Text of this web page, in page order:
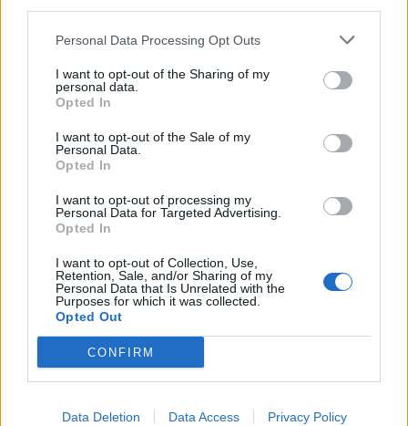
Personal Data Processing Opt Outs
I want to opt-out of the Sharing of my
personal data.
Opted In
I want to opt-out of the Sale of my
Personal Data.
Opted In
I want to opt-out of processing my
Personal Data for Targeted Advertising.
Opted In
I want to opt-out of Collection, Use,
Retention, Sale, and/or Sharing of my
Personal Data that Is Unrelated with the
Purposes for which it was collected.
Opted Out
CONFIRM
Data Deletion Data Access Privacy Policy
Κυψέλη: Η πρώτη δήλωση της οικογένειας της 38χρονης
18:59
Καστέλλι: Παρουσία του υπ. Υποδομών Χρίστου Δήμα οι
υπογραφές για τα ραντάρ του νέου αεροδρομίου
Μία ακόμη εθελοντική αιμοδοσία στο αίθριο της Λότζια
18:44
Χρηματοδότηση 1,5 εκατ. ευρώ για την Τεχνητή
Νοημοσύνη
18:44
Υψηλός κίνδυνος πυρκαγιάς την Παρασκευή στην Κρήτη
18:37
2026 - Υψηλοί ρυθμοί ανάπτυξης και νέα ρεκόρ